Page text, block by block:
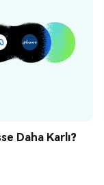
Daha Karlı?